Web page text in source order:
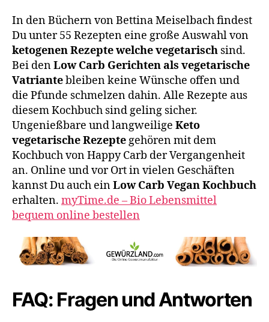
In den Büchern von Bettina Meiselbach findest
Du unter 55 Rezepten eine große Auswahl von
ketogenen Rezepte welche vegetarisch sind.
Bei denLow Carb Gerichten als vegetarische
Vatriantebleiben keine Wünsche offen und
die Pfunde schmelzen dahin. Alle Rezepte aus
diesem Kochbuch sind geling sicher.
Ungenießbare und langweilige Keto
vegetarische Rezeptegehören mit dem
Kochbuch von Happy Carb der Vergangenheit
an. Online und vor Ort in vielen Geschäften
kannst Du auch einLow Carb Vegan Kochbuch
erhalten. myTime.de – Bio Lebensmittel
bequem online bestellen
FAQ: Fragen und Antworten